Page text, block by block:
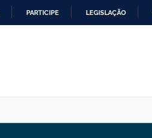
PARTICIPE LEGISLAÇÃO